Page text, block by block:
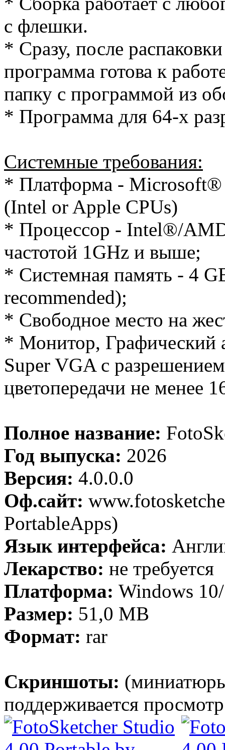
с флешки.
* Сразу, после
программа готова к
папку с программой из
* Программа для 64-х
Системные требования:
* Платформа -
(Intel or Apple CPUs)
* Процессор - Intel®/
частотой 1GHz и выше;
* Системная память - 4
recommended);
* Свободное место на
* Монитор, Графический
Super VGA с
цветопередачи не менее
Полное название:
Год выпуска: 2026
Версия: 4.0.0.0
Оф.сайт:
PortableApps)
Язык интерфейса:
Лекарство: не требуется
Платформа: Windows
Размер: 51,0 МB
Формат: rar
Скриншоты:
поддерживается